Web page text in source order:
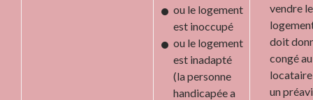
ou le logement
est inoccupé
ou le logement
est inadapté
(la personne
handicapée a
vendre le
doit
congé au
un